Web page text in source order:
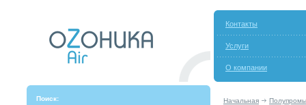
Контакты
Услуги
О компании
Поиск: Начальная